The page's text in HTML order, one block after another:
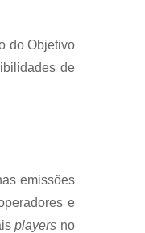
do Objetivo
de
emissões
e
players no